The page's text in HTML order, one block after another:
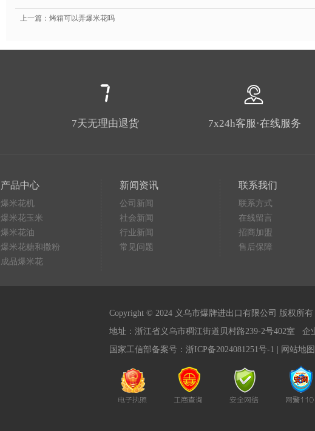
上一篇：烤箱可以弄爆米花吗
7天无理由退货 7x24h客服·在线服务
产品中心
爆米花机
爆米花玉米
爆米花油
爆米花糖和撒粉
成品爆米花
新闻资讯
公司新闻
社会新闻
行业新闻
常见问题
联系我们
联系方式
在线留言
招商加盟
售后保障
Copyright © 2024 义乌市爆牌进出口有限公司 版权所有
地址：浙江省义乌市稠江街道贝村路239-2号402室 企
国家工信部备案号： 浙ICP备2024081251号-1 网站地图